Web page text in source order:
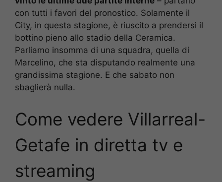
con tutti i favori del pronostico. Solamente il
City, in questa stagione, è riuscito a prendersi il
bottino pieno allo stadio della Ceramica.
Parliamo insomma di una squadra, quella di
Marcelino, che sta disputando realmente una
grandissima stagione. E che sabato non
sbaglierà nulla.
Come vedere Villarreal-
Getafe in diretta tv e
streaming